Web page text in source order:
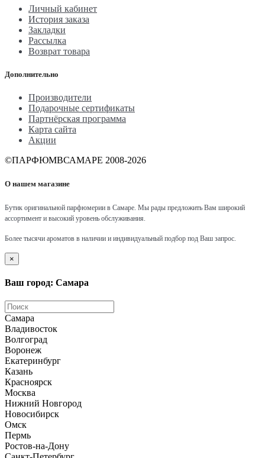
Личный кабинет
История заказа
Закладки
Рассылка
Возврат товара
Дополнительно
Производители
Подарочные сертификаты
Партнёрская программа
Карта сайта
Акции
©ПАРФЮМВСАМАРЕ 2008-2026
О нашем магазине
Бутик оригинальной парфюмерии в Самаре. Мы рады предложить Вам широкий
ассортимент и высокий уровень обслуживания.
Более тысячи ароматов в наличии и индивидуальный подбор под Ваш запрос.
×
Ваш город: Самара
Самара
Владивосток
Волгоград
Воронеж
Екатеринбург
Казань
Красноярск
Москва
Нижний Новгород
Новосибирск
Омск
Пермь
Ростов-на-Дону